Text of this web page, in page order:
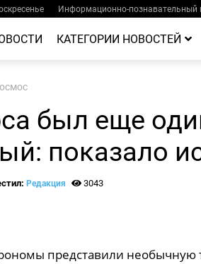
Информационно-познавательный
КАТЕГОРИИ НОВОСТЕЙ
был еще
показало
Редакция 3043
представили